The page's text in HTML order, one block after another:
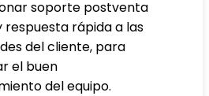
soporte postventa
respuesta rápida a las
del cliente, para
el buen
del equipo.